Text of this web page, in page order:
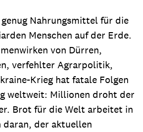
Nahrungsmittel für die
Menschen auf der Erde.
von Dürren,
verfehlter Agrarpolitik,
Krieg hat fatale Folgen
weltweit: Millionen droht der
Brot für die Welt arbeitet in
daran, der aktuellen